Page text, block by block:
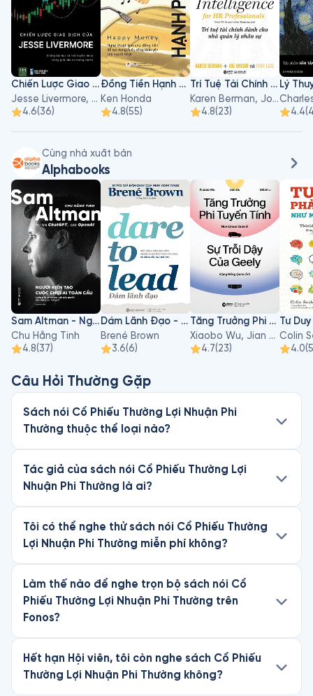
Chiến Lược Giao Dịch Của Jesse Livermore
Jesse Livermore, Richard D.Wyckoff
4.6(36)
Đồng Tiền Hạnh Phúc
Ken Honda
4.8(55)
Trí Tuệ Tài Chính Dành Cho Nhà Quản Lý Nhân Sự
Karen Berman, Joe Knight, John Case
4.8(23)
4.4(
Cùng nhà xuất bản
Alphabooks
Sam Altman - Người Kiến Tạo Cuộc Chơi AI Toàn Cầu
Chu Hằng Tinh
4.8(37)
Dám Lãnh Đạo - Dare To Lead
Brené Brown
3.6(6)
Tăng Trưởng Phi Tuyến Tính - Sự Trỗi Dậy Của Geely
Xiaobo Wu, Jian Du, Sihan Li
4.7(23)
Colin
4.0(
Câu Hỏi Thường Gặp
Sách nói Cổ Phiếu Thường Lợi Nhuận Phi
Thường thuộc thể loại nào?
Tác giả của sách nói Cổ Phiếu Thường Lợi
Nhuận Phi Thường là ai?
Tôi có thể nghe thử sách nói Cổ Phiếu Thường
Lợi Nhuận Phi Thường miễn phí không?
Làm thế nào để nghe trọn bộ sách nói Cổ
Phiếu Thường Lợi Nhuận Phi Thường trên
Fonos?
Hết hạn Hội viên, tôi còn nghe sách Cổ Phiếu
Thường Lợi Nhuận Phi Thường không?